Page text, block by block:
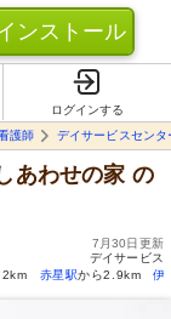
ンストール
ログインする
護師 デイサービスセン
あわせの家 の
7月30日更新
デイサービス
赤星駅から2.9km 伊